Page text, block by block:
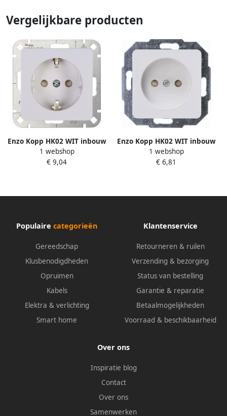
Vergelijkbare producten
Enzo Kopp HK02 WIT inbouw
stopcontact RA met kind bev.
4621110
1 webshop
€ 9,04
Enzo Kopp HK02 WIT inbouw
stopcontact 4621130
1 webshop
€ 6,81
Populaire categorieën
Gereedschap
Klusbenodigdheden
Opruimen
Kabels
Elektra & verlichting
Smart home
Klantenservice
Retourneren & ruilen
Verzending & bezorging
Status van bestelling
Garantie & reparatie
Betaalmogelijkheden
Voorraad & beschikbaarheid
Over ons
Inspiratie blog
Contact
Over ons
Samenwerken